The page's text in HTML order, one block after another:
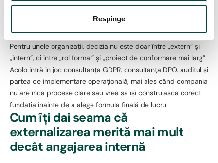
Respinge
intern un rol dedicat de la zero.
Pentru unele organizații, decizia nu este doar între „extern” și
„intern”, ci între „rol formal” și „proiect de conformare mai larg”.
Acolo intră în joc consultanța GDPR, consultanța DPO, auditul și
partea de implementare operațională, mai ales când compania
nu are încă procese clare sau vrea să își construiască corect
fundația înainte de a alege formula finală de lucru.
Cum îți dai seama că
externalizarea merită mai mult
decât angajarea internă